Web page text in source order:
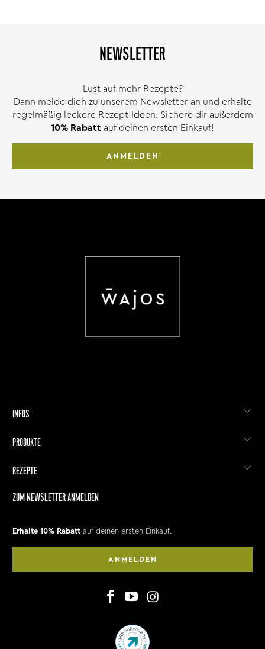
NEWSLETTER
Lust auf mehr Rezepte?
Dann melde dich zu unserem Newsletter an und erhalte
regelmäßig leckere Rezept-Ideen. Sichere dir außerdem
10% Rabatt auf deinen ersten Einkauf!
ANMELDEN
INFOS
PRODUKTE
REZEPTE
ZUM NEWSLETTER ANMELDEN
Erhalte 10% Rabatt auf deinen ersten Einkauf.
ANMELDEN